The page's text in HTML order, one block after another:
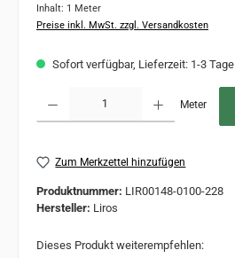
Inhalt: 1 Meter
Preise inkl. MwSt. zzgl. Versandkosten
Sofort verfügbar, Lieferzeit: 1-3 Tage
Meter
Zum Merkzettel hinzufügen
Produktnummer: LIR00148-0100-228
Hersteller: Liros
Dieses Produkt weiterempfehlen: